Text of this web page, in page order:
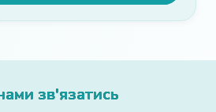
зв'язатись